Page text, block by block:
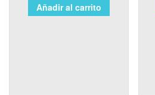
Añadir al carrito